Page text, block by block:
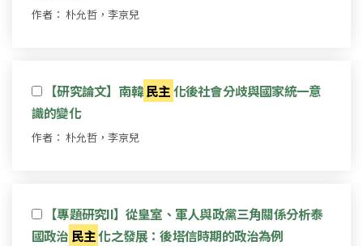
作者： 朴允哲，李京兒
【研究論文】南韓 民主化後社會分歧與國家統一意
識的變化
作者： 朴允哲，李京兒
【專題研究II】從皇室、軍人與政黨三角關係分析泰
國政治 民主化之發展：後塔信時期的政治為例